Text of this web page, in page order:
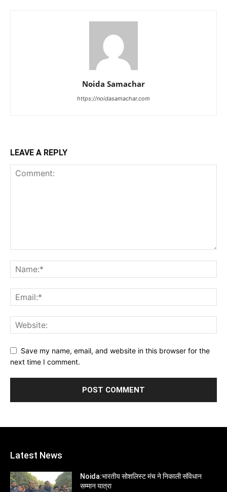
Noida Samachar
https://noidasamachar.com
LEAVE A REPLY
Save my name, email, and website in this browser for the
next time I comment.
Latest News
Noida:भारतीय सोशलिस्ट मंच ने निकाली संविधान
सम्मान यात्रा